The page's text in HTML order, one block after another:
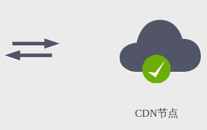
CDN节点